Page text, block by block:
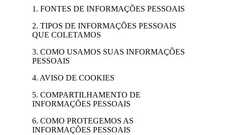
1. FONTES DE INFORMAÇÕES PESSOAIS
2. TIPOS DE INFORMAÇÕES PESSOAIS
QUE COLETAMOS
3. COMO USAMOS SUAS INFORMAÇÕES
PESSOAIS
4. AVISO DE COOKIES
5. COMPARTILHAMENTO DE
INFORMAÇÕES PESSOAIS
6. COMO PROTEGEMOS AS
INFORMAÇÕES PESSOAIS